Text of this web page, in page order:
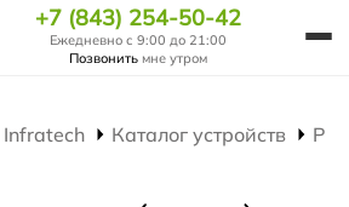
+7 (843) 254-50-42
Ежедневно с 9:00 до 21:00
Позвонить мне утром
Каталог устройств